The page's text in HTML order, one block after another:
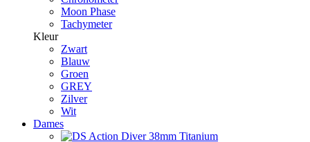
Moon Phase
Tachymeter
Kleur
Zwart
Blauw
Groen
GREY
Zilver
Wit
Dames